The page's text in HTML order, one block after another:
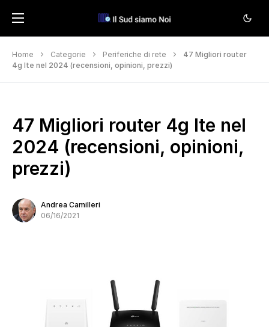
Home Categorie Periferiche di rete
47 Migliori router
4g lte nel 2024 (recensioni, opinioni, prezzi)
47 Migliori router 4g lte nel
2024 (recensioni, opinioni,
prezzi)
Andrea Camilleri
06/16/2021